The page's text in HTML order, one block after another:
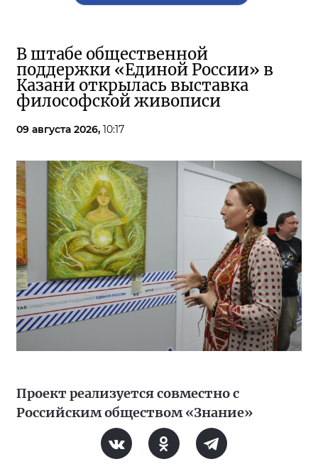
В штабе общественной
поддержки «Единой России» в
Казани открылась выставка
философской живописи
09 августа 2026, 10:17
Проект реализуется совместно с
Российским обществом «Знание»